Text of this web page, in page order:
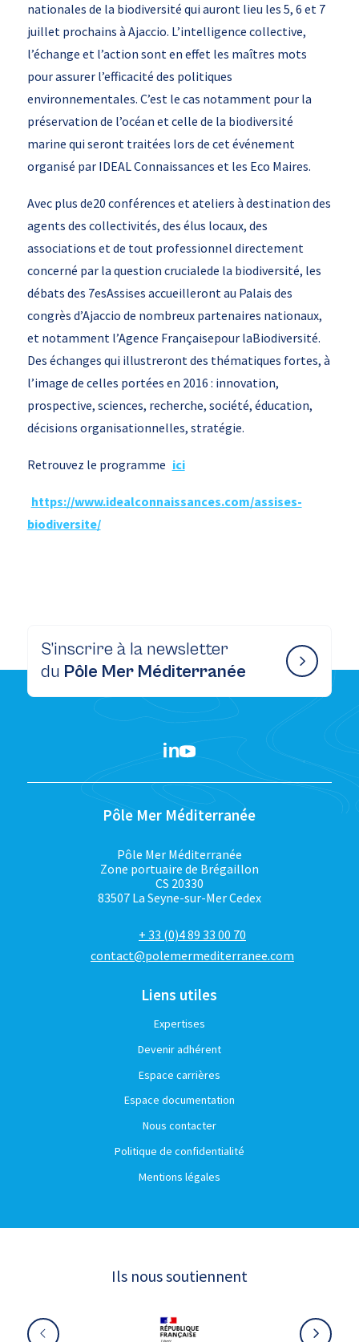
nationales de la biodiversité qui auront lieu les 5, 6 et 7
juillet prochains à Ajaccio. L’intelligence collective,
l’échange et l’action sont en effet les maîtres mots
pour assurer l’efficacité des politiques
environnementales. C’est le cas notamment pour la
préservation de l’océan et celle de la biodiversité
marine qui seront traitées lors de cet événement
organisé par IDEAL Connaissances et les Eco Maires.
Avec plus de20 conférences et ateliers à destination des
agents des collectivités, des élus locaux, des
associations et de tout professionnel directement
concerné par la question crucialede la biodiversité, les
débats des 7esAssises accueilleront au Palais des
congrès d’Ajaccio de nombreux partenaires nationaux,
et notamment l’Agence Françaisepour laBiodiversité.
Des échanges qui illustreront des thématiques fortes, à
l’image de celles portées en 2016 : innovation,
prospective, sciences, recherche, société, éducation,
décisions organisationnelles, stratégie.
Retrouvez le programme ici
https://www.idealconnaissances.com/assises-
biodiversite/
S’inscrire à la newsletter
du Pôle Mer Méditerranée
Pôle Mer Méditerranée
Pôle Mer Méditerranée
Zone portuaire de Brégaillon
CS 20330
83507 La Seyne-sur-Mer Cedex
+ 33 (0)4 89 33 00 70
contact@polemermediterranee.com
Liens utiles
Expertises
Devenir adhérent
Espace carrières
Espace documentation
Nous contacter
Politique de confidentialité
Mentions légales
Ils nous soutiennent